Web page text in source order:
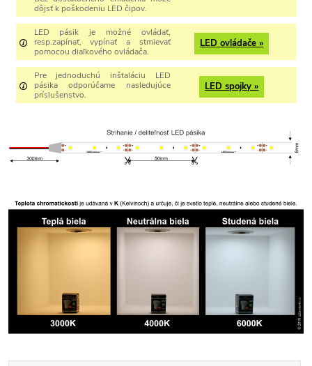
dôjsť k poškodeniu LED čipov.
LED pásik je možné ovládať,
resp.zapínať, vypínať a stmievať
pomocou diaľkového ovládača.
LED ovládače »
Pre jednoduchú inštaláciu LED
pásika odporúčame nasledujúce
príslušenstvo.
LED spojky »